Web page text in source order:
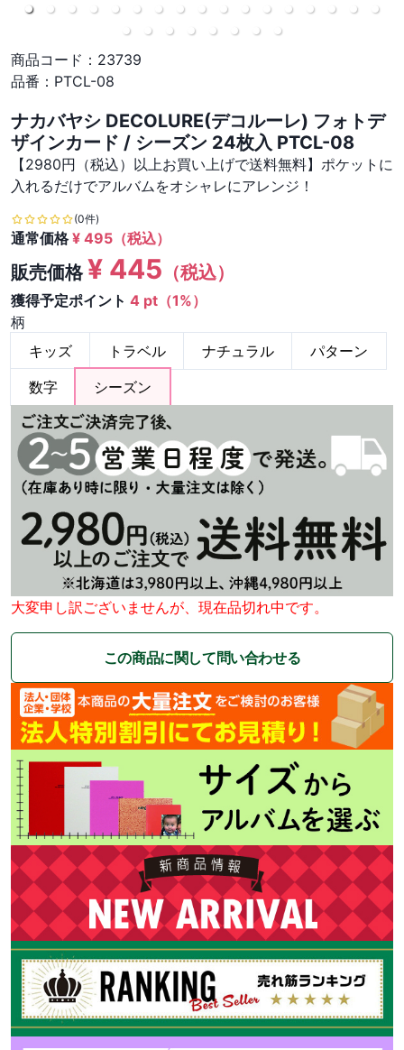
商品コード： 23739
品番： PTCL-08
ナカバヤシ DECOLURE(デコルーレ) フォトデ
ザインカード / シーズン 24枚入 PTCL-08
【2980円（税込）以上お買い上げで送料無料】ポケットに
入れるだけでアルバムをオシャレにアレンジ！
(0件)
通常価格¥ 495 （税込）
販売価格¥ 445 （税込）
獲得予定ポイント 4 pt（1%）
柄
キッズ
トラベル ナチュラル
パターン
数字
シーズン
大変申し訳ございませんが、現在品切れ中です。
この商品に関して問い合わせる